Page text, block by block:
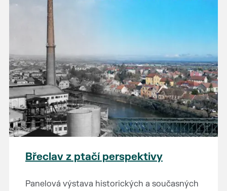
Břeclav z ptačí perspektivy
Panelová výstava historických a současných